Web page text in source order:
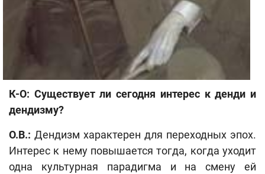
К-О: Существует ли сегодня интерес к денди и
дендизму?
О.В.: Дендизм характерен для переходных эпох.
Интерес к нему повышается тогда, когда уходит
одна культурная парадигма и на смену ей